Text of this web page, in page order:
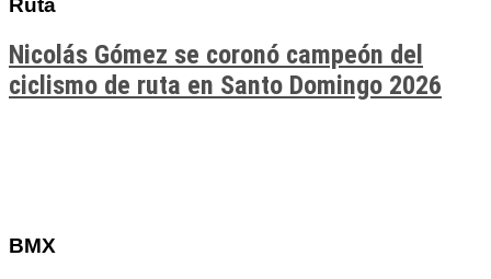
Ruta
Nicolás Gómez se coronó campeón del
ciclismo de ruta en Santo Domingo 2026
BMX